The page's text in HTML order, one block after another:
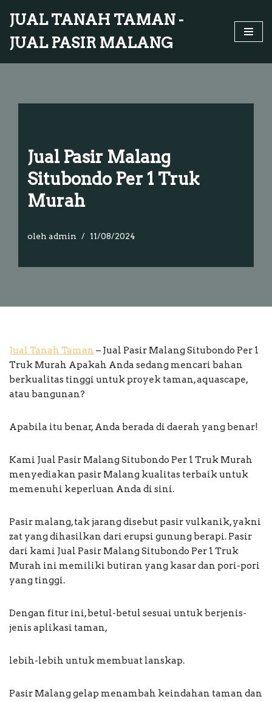
ke
konten
JUAL TANAH TAMAN -
JUAL PASIR MALANG
Jual Pasir Malang
Situbondo Per 1 Truk
Murah
oleh admin 11/08/2024
Jual Tanah Taman – Jual Pasir Malang Situbondo Per 1
Truk Murah Apakah Anda sedang mencari bahan
berkualitas tinggi untuk proyek taman, aquascape,
atau bangunan?
Apabila itu benar, Anda berada di daerah yang benar!
Kami Jual Pasir Malang Situbondo Per 1 Truk Murah
menyediakan pasir Malang kualitas terbaik untuk
memenuhi keperluan Anda di sini.
Pasir malang, tak jarang disebut pasir vulkanik, yakni
zat yang dihasilkan dari erupsi gunung berapi. Pasir
dari kami Jual Pasir Malang Situbondo Per 1 Truk
Murah ini memiliki butiran yang kasar dan pori-pori
yang tinggi.
Dengan fitur ini, betul-betul sesuai untuk berjenis-
jenis aplikasi taman,
lebih-lebih untuk membuat lanskap.
Pasir Malang gelap menambah keindahan taman dan